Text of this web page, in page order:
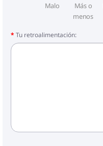
Malo
Más o
menos
Tu retroalimentación: